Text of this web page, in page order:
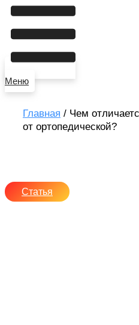
Меню
Главная / Чем
от ортопедической?
Статья